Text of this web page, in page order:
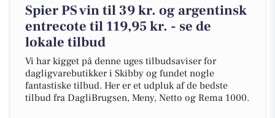
Spier PS vin til 39 kr. og argentinsk
entrecote til 119,95 kr. - se de
lokale tilbud
Vi har kigget på denne uges tilbudsaviser for
dagligvarebutikker i Skibby og fundet nogle
fantastiske tilbud. Her er et udpluk af de bedste
tilbud fra DagliBrugsen, Meny, Netto og Rema 1000.